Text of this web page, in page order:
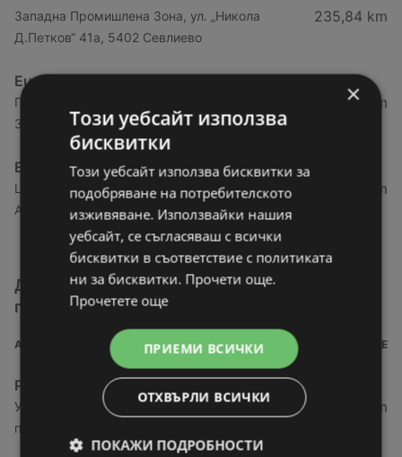
Западна Промишлена Зона, ул. „Никола
Д.Петков“ 41а, 5402 Севлиево
235,84 km
Euroland
Пазарджик Център, ул. „Професор Асен
Златаров“ 14, 4400 Пазарджик
260,66 km
Euroland
Център Район Централен, ул. „Княз
Александър I-ви“ 48, 4000 Пловдив
284,16 km
Други магазини от категория За дома и
градината
АДРЕС РАЗСТОЯНИЕ
PRAKTIS
Ул. Цар Александър 2 - 120, южна
промишлена зона, 3700 Видин
29,41 km
×
Този уебсайт използва
бисквитки
Този уебсайт използва бисквитки за
подобряване на потребителското
изживяване. Използвайки нашия
уебсайт, се съгласяваш с всички
бисквитки в съответствие с политиката
ни за бисквитки. Прочети още.
Прочетете още
ПРИЕМИ ВСИЧКИ
ОТХВЪРЛИ ВСИЧКИ
ПОКАЖИ ПОДРОБНОСТИ